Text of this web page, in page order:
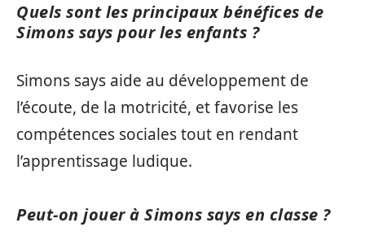
Quels sont les principaux bénéfices de
Simons says pour les enfants ?
Simons says aide au développement de
l’écoute, de la motricité, et favorise les
compétences sociales tout en rendant
l’apprentissage ludique.
Peut-on jouer à Simons says en classe ?